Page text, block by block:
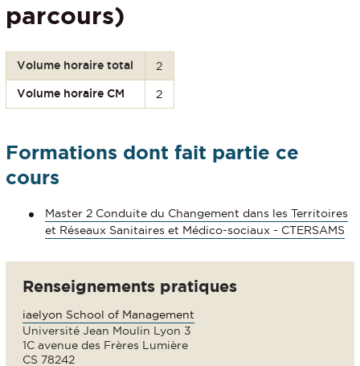
parcours)
Volume horaire total 2
Volume horaire CM 2
Formations dont fait partie ce
cours
Master 2 Conduite du Changement dans les Territoires
et Réseaux Sanitaires et Médico-sociaux - CTERSAMS
Renseignements pratiques
iaelyon School of Management
Université Jean Moulin Lyon 3
1C avenue des Frères Lumière
CS 78242